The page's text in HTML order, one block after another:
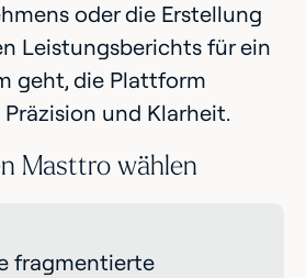
oder die Erstellung
Leistungsberichts für ein
geht, die Plattform
und Klarheit.
Masttro wählen
fragmentierte